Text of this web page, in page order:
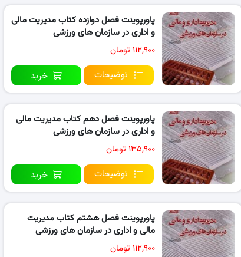
پاورپوینت فصل دوازده کتاب مدیریت مالی
و اداری در سازمان های ورزشی
۱۱۲,۹۰۰ تومان
توضیحات
خرید
پاورپوینت فصل دهم کتاب مدیریت مالی
و اداری در سازمان های ورزشی
۱۳۵,۹۰۰ تومان
توضیحات
خرید
پاورپوینت فصل هشتم کتاب مدیریت
مالی و اداری در سازمان های ورزشی
۱۱۲,۹۰۰ تومان